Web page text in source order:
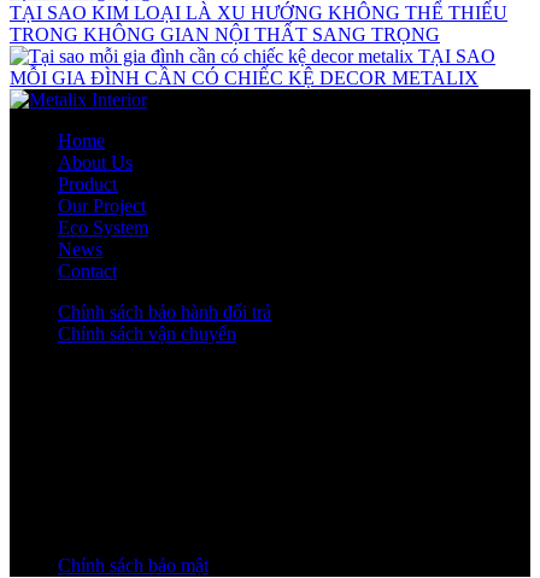
TẠI SAO KIM LOẠI LÀ XU HƯỚNG KHÔNG THỂ THIẾU
TRONG KHÔNG GIAN NỘI THẤT SANG TRỌNG
TẠI SAO
MỖI GIA ĐÌNH CẦN CÓ CHIẾC KỆ DECOR METALIX
Home
About Us
Product
Our Project
Eco System
News
Contact
Chính sách bảo hành đổi trả
Chính sách vận chuyển
Chính sách bảo mật